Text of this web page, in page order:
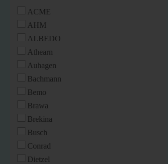
ACME
AHM
ALBEDO
Athearn
Auhagen
Bachmann
Bemo
Brawa
Brekina
Busch
Conrad
Dietzel